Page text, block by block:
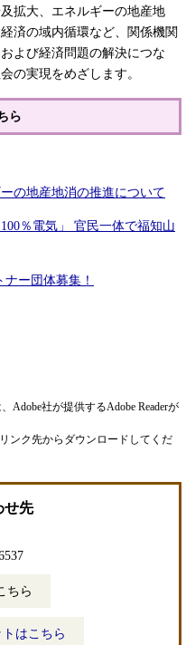
拡大、エネルギーの地産地
済の域内循環など、関係機関
よび経済問題の解決につな
の実現をめざします。
ら
の地産地消の推進について
％電気」 官民一体で福知山
ー団体募集！
Adobe社が提供するAdobe Readerが
ンク先からダウンロードしてくだ
せ先
ちら
はこちら